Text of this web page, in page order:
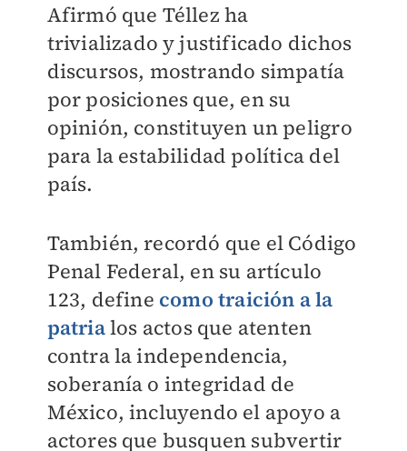
Afirmó que Téllez ha
trivializado y justificado dichos
discursos, mostrando simpatía
por posiciones que, en su
opinión, constituyen un peligro
para la estabilidad política del
país.
También, recordó que el Código
Penal Federal, en su artículo
123, define como traición a la
patrialos actos que atenten
contra la independencia,
soberanía o integridad de
México, incluyendo el apoyo a
actores que busquen subvertir